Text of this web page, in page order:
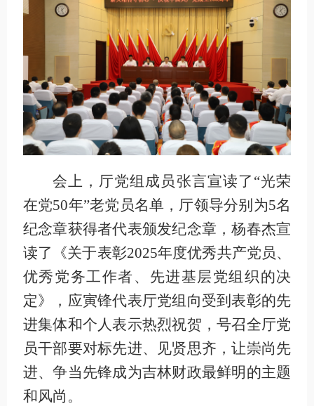
会上，厅党组成员张言宣读了“光荣
在党50年”老党员名单，厅领导分别为5名
纪念章获得者代表颁发纪念章，杨春杰宣
读了《关于表彰2025年度优秀共产党员、
优秀党务工作者、先进基层党组织的决
定》，应寅锋代表厅党组向受到表彰的先
进集体和个人表示热烈祝贺，号召全厅党
员干部要对标先进、见贤思齐，让崇尚先
进、争当先锋成为吉林财政最鲜明的主题
和风尚。